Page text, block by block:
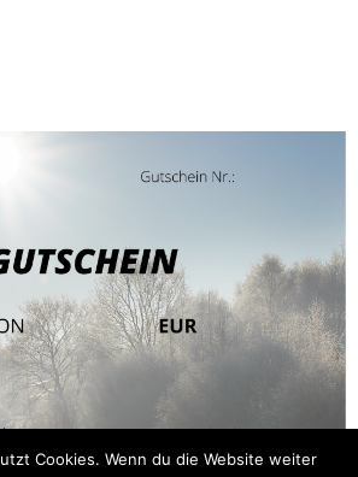
Cookies. Wenn du die Website weiter